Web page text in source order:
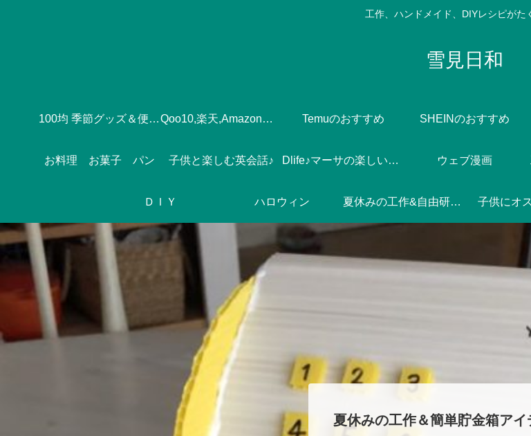
工作、ハンドメイド、DIYレシピがた
雪見日和
100均 季節グッズ＆便利グッズ Qoo10,楽天,Amazonのおすすめ♪ Temuのおすすめ SHEINのおすすめ
お料理 お菓子 パン 子供と楽しむ英会話♪ Dlife♪マーサの楽しい焼き菓子づくり ウェブ漫画
ＤＩＹ ハロウィン 夏休みの工作&自由研究♪ 子供にオ
夏休みの工作＆簡単貯金箱アイ